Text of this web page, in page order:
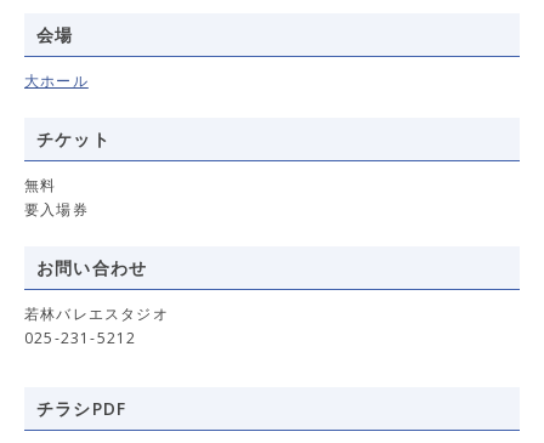
会場
大ホール
チケット
無料
要入場券
お問い合わせ
若林バレエスタジオ
025-231-5212
チラシPDF